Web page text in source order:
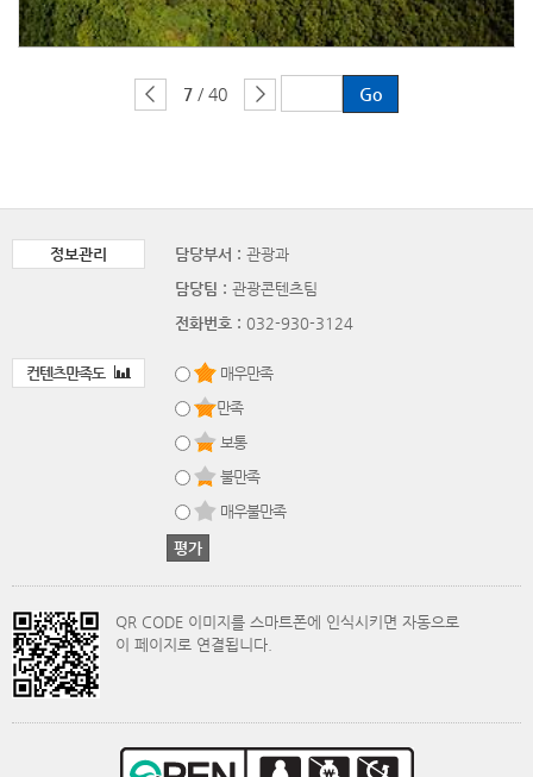
7 / 40
정보관리 담당부서 : 관광과
담당팀 : 관광콘텐츠팀
전화번호 : 032-930-3124
컨텐츠만족도
매우만족
만족
보통
불만족
매우불만족
QR CODE 이미지를 스마트폰에 인식시키면 자동으로
이 페이지로 연결됩니다.